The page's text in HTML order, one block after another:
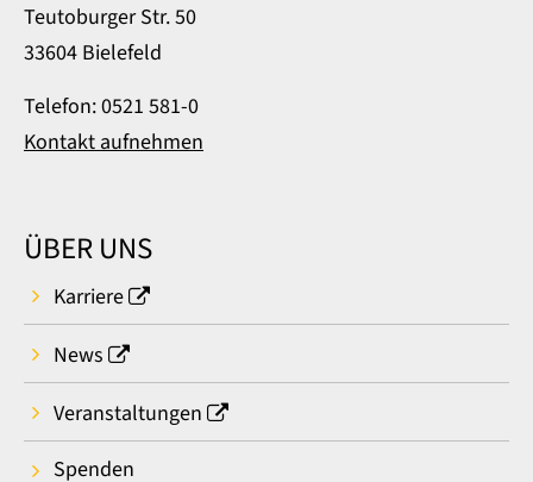
Teutoburger Str. 50
33604 Bielefeld
Telefon: 0521 581-0
Kontakt aufnehmen
ÜBER UNS
Karriere
News
Veranstaltungen
Spenden